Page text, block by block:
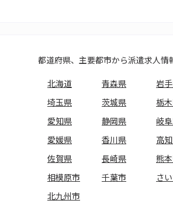
都道府県、主要都市から派遣求人情
北海道
青森県 岩
埼玉県
茨城県 栃
愛知県
静岡県 岐
愛媛県
香川県 高
佐賀県
長崎県 熊
相模原市
千葉市 さ
北九州市